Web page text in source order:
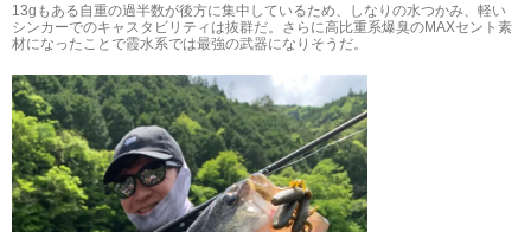
13gもある自重の過半数が後方に集中しているため、しなりの水つかみ、軽い
シンカーでのキャスタビリティは抜群だ。さらに高比重系爆臭のMAXセント素
材になったことで霞水系では最強の武器になりそうだ。